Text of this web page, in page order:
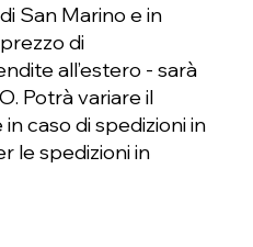
San Marino e in
di
all’estero - sarà
Potrà variare il
caso di spedizioni in
le spedizioni in